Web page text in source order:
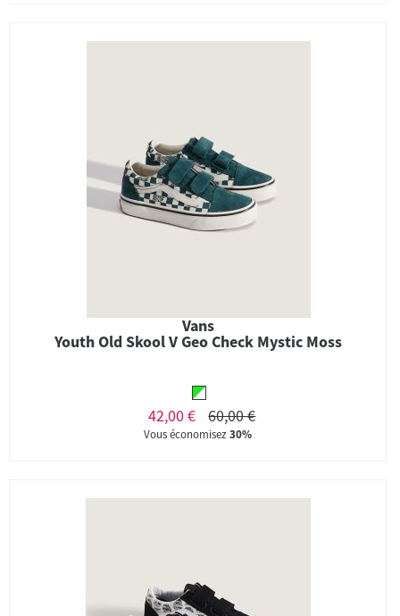
Vans
Youth Old Skool V Geo Check Mystic Moss
42,00 € 60,00 €
Vous économisez30%